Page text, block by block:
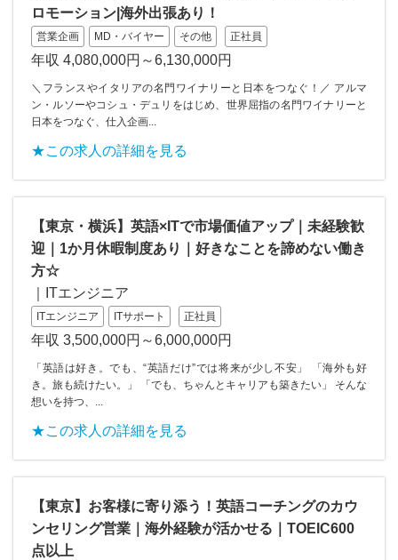
ロモーション|海外出張あり！
営業企画 MD・バイヤー その他 正社員
年収 4,080,000円～6,130,000円
＼フランスやイタリアの名門ワイナリーと日本をつなぐ！／ アルマ
ン・ルソーやコシュ・デュリをはじめ、世界屈指の名門ワイナリーと
日本をつなぐ、仕入企画...
★この求人の詳細を見る
【東京・横浜】英語×ITで市場価値アップ｜未経験歓
迎｜1か月休暇制度あり｜好きなことを諦めない働き
方☆
｜ITエンジニア
ITエンジニア ITサポート 正社員
年収 3,500,000円～6,000,000円
「英語は好き。でも、“英語だけ”では将来が少し不安」 「海外も好
き。旅も続けたい。」 「でも、ちゃんとキャリアも築きたい」 そんな
想いを持つ、...
★この求人の詳細を見る
【東京】お客様に寄り添う！英語コーチングのカウ
ンセリング営業｜海外経験が活かせる｜TOEIC600
点以上